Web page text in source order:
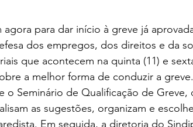
para dar início à greve já
dos empregos, dos direitos e da
que acontecem na quinta (11) e
a melhor forma de conduzir a greve.
o Seminário de Qualificação de
as sugestões, organizam e
Em seguida, a diretoria do